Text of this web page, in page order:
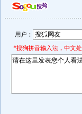
用户：
*搜狗拼音输入法，中文